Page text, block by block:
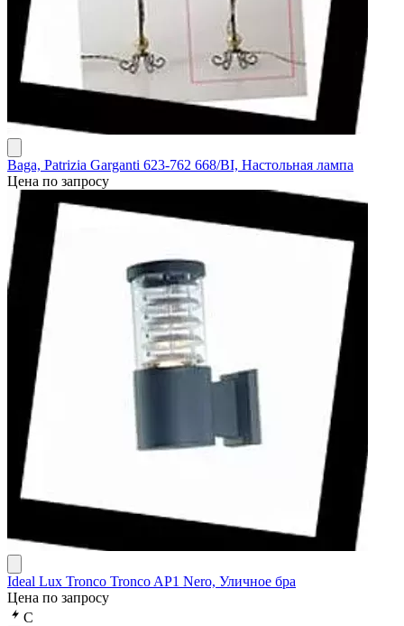
Baga, Patrizia Garganti 623-762 668/BI, Настольная лампа
Цена по запросу
Ideal Lux Tronco Tronco AP1 Nero, Уличное бра
Цена по запросу
С